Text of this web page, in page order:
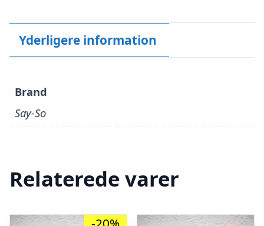
Yderligere information
Brand
Say-So
Relaterede varer